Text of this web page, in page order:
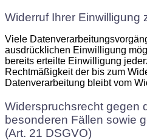
Widerruf Ihrer Einwilligung
Viele
ausdrücklichen Einwilligung
bereits erteilte Einwilligung
Rechtmäßigkeit der bis zum
Datenverarbeitung bleibt vom
Widerspruchsrecht gegen
besonderen Fällen sowie
(Art. 21 DSGVO)